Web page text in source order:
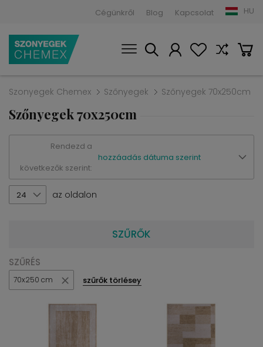
Cégünkről Blog Kapcsolat HU
Szonyegek Chemex Szőnyegek Szőnyegek 70x250cm
Szőnyegek 70x250cm
Rendezd a
következők szerint:
hozzáadás dátuma szerint
24 az oldalon
SZŰRŐK
SZŰRÉS
70x250 cm szűrők törlésey